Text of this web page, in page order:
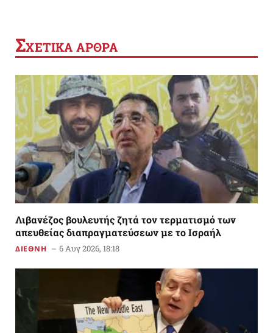
ΣΧΕΤΙΚΑ ΑΡΘΡΑ
Λιβανέζος βουλευτής ζητά τον τερματισμό των
απευθείας διαπραγματεύσεων με το Ισραήλ
ΔΙΕΘΝΗ 6 Αυγ 2026, 18:18